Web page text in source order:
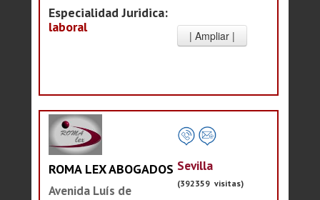
Especialidad Juridica:
laboral
ROMA LEX ABOGADOS
Avenida Luís de
Sevilla
(392359 visitas)